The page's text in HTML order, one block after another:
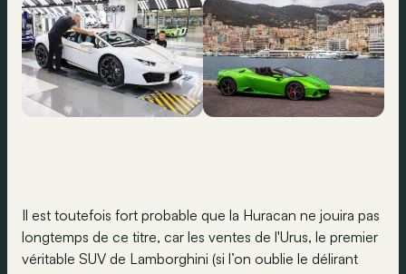
Il est toutefois fort probable que la Huracan ne jouira pas
longtemps de ce titre, car les ventes de l'Urus, le premier
véritable SUV de Lamborghini (si l’on oublie le délirant